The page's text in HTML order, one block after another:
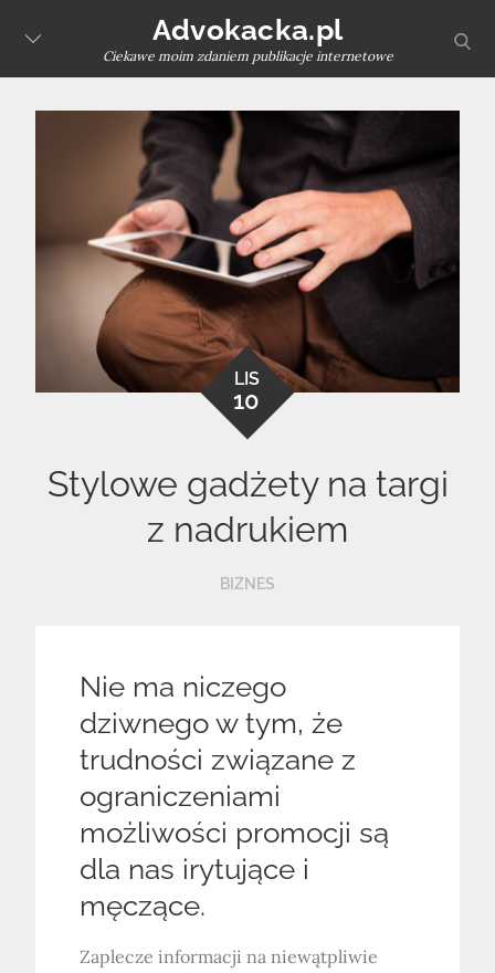
content
Advokacka.pl
Ciekawe moim zdaniem publikacje internetowe
LIS
10
Stylowe gadżety na targi
z nadrukiem
BIZNES
Nie ma niczego
dziwnego w tym, że
trudności związane z
ograniczeniami
możliwości promocji są
dla nas irytujące i
męczące.
Zaplecze informacji na niewątpliwie